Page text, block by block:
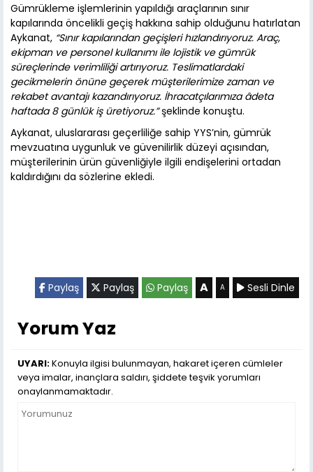
Gümrükleme işlemlerinin yapıldığı araçlarının sınır
kapılarında öncelikli geçiş hakkına sahip olduğunu hatırlatan
Aykanat, “Sınır kapılarından geçişleri hızlandırıyoruz. Araç,
ekipman ve personel kullanımı ile lojistik ve gümrük
süreçlerinde verimliliği artırıyoruz. Teslimatlardaki
gecikmelerin önüne geçerek müşterilerimize zaman ve
rekabet avantajı kazandırıyoruz. İhracatçılarımıza âdeta
haftada 8 günlük iş üretiyoruz.”şeklinde konuştu.
Aykanat, uluslararası geçerliliğe sahip YYS’nin, gümrük
mevzuatına uygunluk ve güvenilirlik düzeyi açısından,
müşterilerinin ürün güvenliğiyle ilgili endişelerini ortadan
kaldırdığını da sözlerine ekledi.
Paylaş Paylaş Paylaş A A Sesli Dinle
Yorum Yaz
UYARI:Konuyla ilgisi bulunmayan, hakaret içeren cümleler
veya imalar, inançlara saldırı, şiddete teşvik yorumları
onaylanmamaktadır.